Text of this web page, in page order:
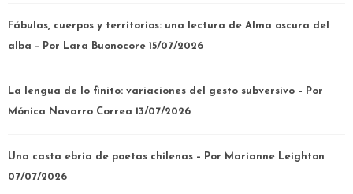
Fábulas, cuerpos y territorios: una lectura de Alma oscura del
alba – Por Lara Buonocore 15/07/2026
La lengua de lo finito: variaciones del gesto subversivo – Por
Mónica Navarro Correa 13/07/2026
Una casta ebria de poetas chilenas – Por Marianne Leighton
07/07/2026